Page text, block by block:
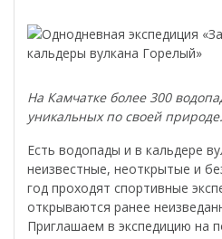
На Камчатке более 300
уникальных по своей природе.
Есть водопады и в кальдере
неизвестные, неоткрытые и
год проходят спортивные
открываются ранее
Приглашаем в экспедицию на